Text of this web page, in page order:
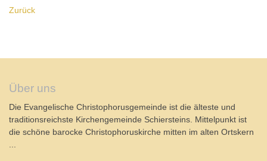
Zurück
Über uns
Die Evangelische Christophorusgemeinde ist die älteste und
traditionsreichste Kirchengemeinde Schiersteins. Mittelpunkt ist
die schöne barocke Christophoruskirche mitten im alten Ortskern